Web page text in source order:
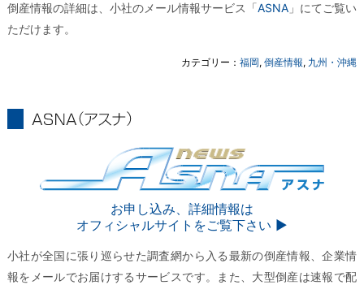
倒産情報の詳細は、小社のメール情報サービス「ASNA 」にてご覧い
ただけます。
カテゴリー：福岡,倒産情報, 九州・沖縄
お申し込み、詳細情報は
オフィシャルサイトをご覧下さい ▶︎
小社が全国に張り巡らせた調査網から入る最新の倒産情報、企業情
報をメールでお届けするサービスです。また、大型倒産は速報で配